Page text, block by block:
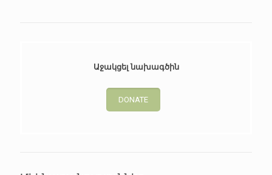
Աջակցել նախագծին
DONATE